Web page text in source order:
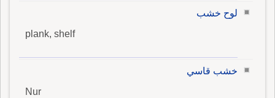
لوح خشب
plank, shelf
خشب قاسي
Nur